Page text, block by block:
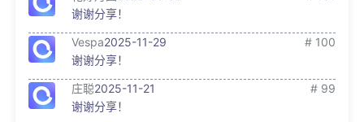
谢谢分享！
Vespa2025-11-29
# 100
谢谢分享！
庄聪2025-11-21
# 99
谢谢分享！